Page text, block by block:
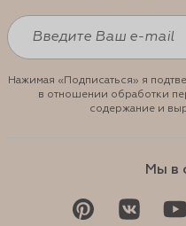
Нажимая «Подписаться» я
в отношении обработки
содержание и
Мы в